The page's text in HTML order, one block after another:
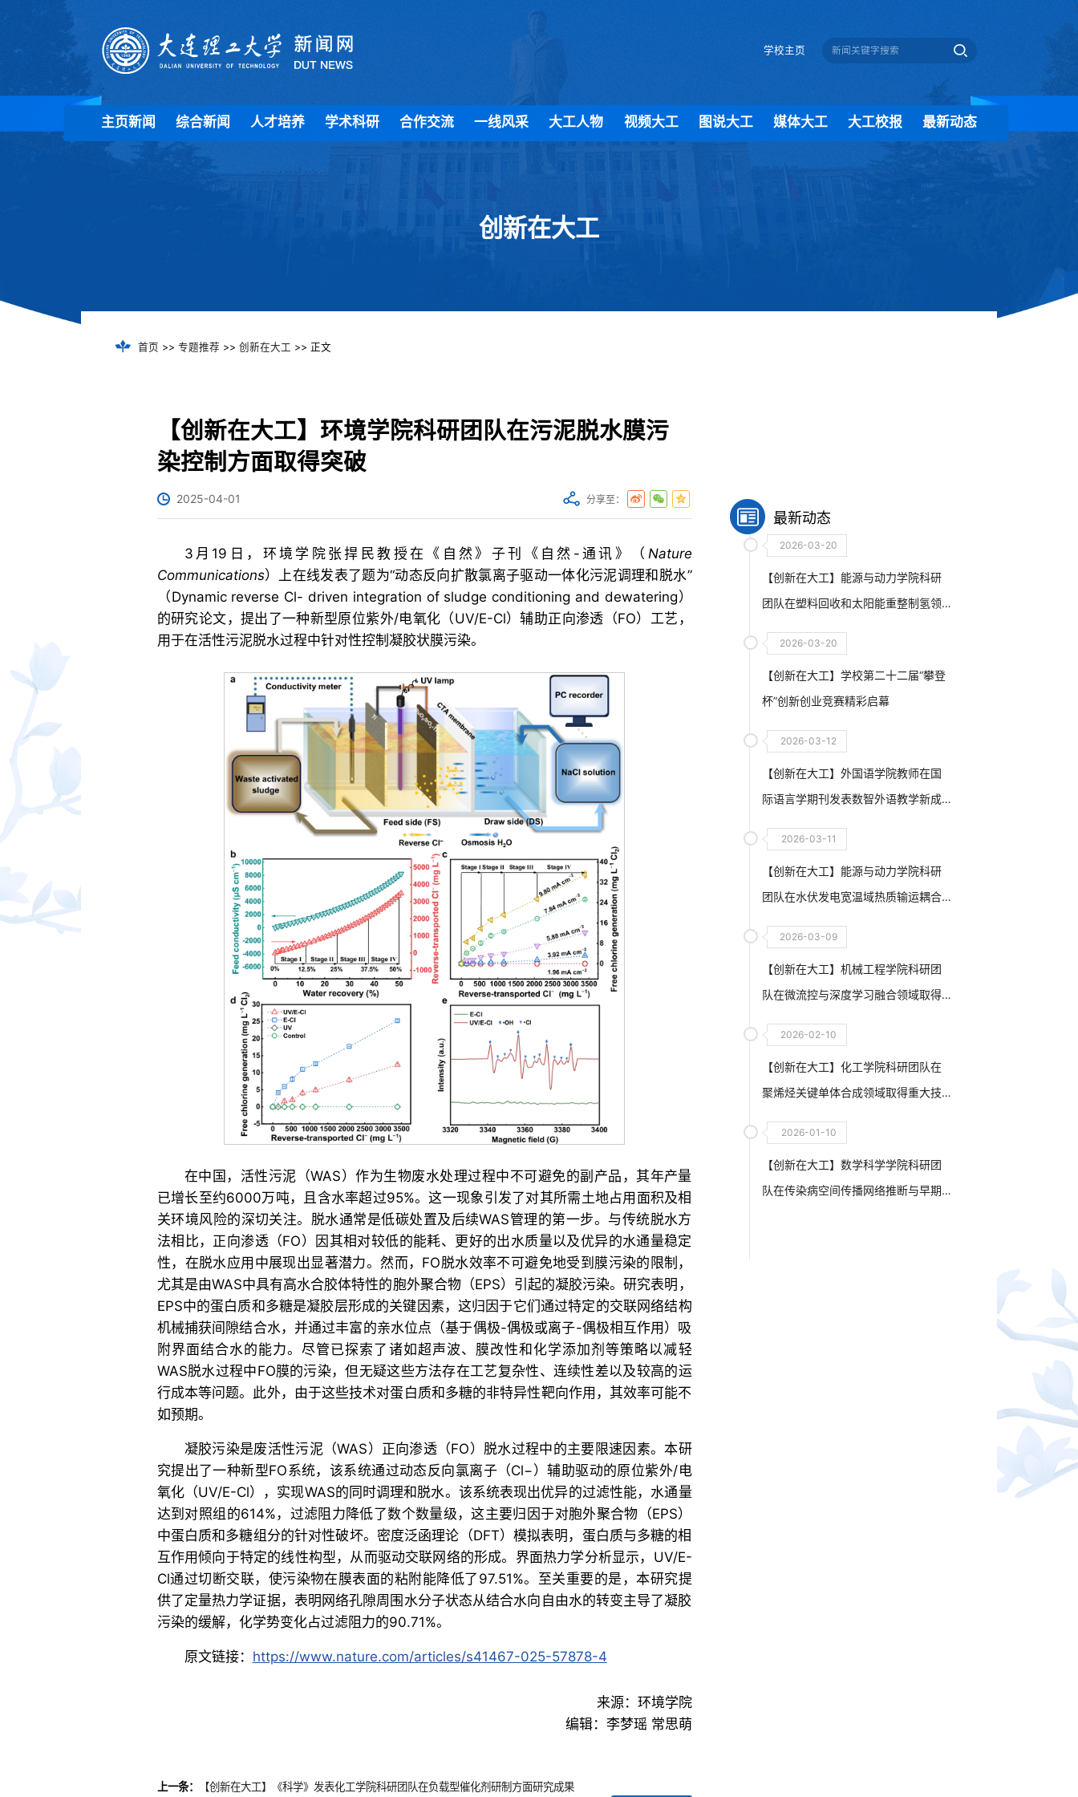
学校主页
主页新闻 综合新闻 人才培养 学术科研 合作交流 一线风采 大工人物 视频大工 图说大工 媒体大工 大工校报 最新动态
创新在大工
首页 >> 专题推荐 >> 创新在大工 >> 正文
【创新在大工】环境学院科研团队在污泥脱水膜污
染控制方面取得突破
2025-04-01 分享至：
3月19日，环境学院张捍民教授在《自然》子刊《自然-通讯》（ Nature
Communications）上在线发表了题为“动态反向扩散氯离子驱动一体化污泥调理和脱水”
（Dynamic reverse Cl- driven integration of sludge conditioning and dewatering）
的研究论文，提出了一种新型原位紫外/电氧化（UV/E-Cl）辅助正向渗透（FO）工艺，
用于在活性污泥脱水过程中针对性控制凝胶状膜污染。
在中国，活性污泥（WAS）作为生物废水处理过程中不可避免的副产品，其年产量
已增长至约6000万吨，且含水率超过95%。这一现象引发了对其所需土地占用面积及相
关环境风险的深切关注。脱水通常是低碳处置及后续WAS管理的第一步。与传统脱水方
法相比，正向渗透（FO）因其相对较低的能耗、更好的出水质量以及优异的水通量稳定
性，在脱水应用中展现出显著潜力。然而，FO脱水效率不可避免地受到膜污染的限制，
尤其是由WAS中具有高水合胶体特性的胞外聚合物（EPS）引起的凝胶污染。研究表明，
EPS中的蛋白质和多糖是凝胶层形成的关键因素，这归因于它们通过特定的交联网络结构
机械捕获间隙结合水，并通过丰富的亲水位点（基于偶极-偶极或离子-偶极相互作用）吸
附界面结合水的能力。尽管已探索了诸如超声波、膜改性和化学添加剂等策略以减轻
WAS脱水过程中FO膜的污染，但无疑这些方法存在工艺复杂性、连续性差以及较高的运
行成本等问题。此外，由于这些技术对蛋白质和多糖的非特异性靶向作用，其效率可能不
如预期。
凝胶污染是废活性污泥（WAS）正向渗透（FO）脱水过程中的主要限速因素。本研
究提出了一种新型FO系统，该系统通过动态反向氯离子（Cl−）辅助驱动的原位紫外/电
氧化（UV/E-Cl），实现WAS的同时调理和脱水。该系统表现出优异的过滤性能，水通量
达到对照组的614%，过滤阻力降低了数个数量级，这主要归因于对胞外聚合物（EPS）
中蛋白质和多糖组分的针对性破坏。密度泛函理论（DFT）模拟表明，蛋白质与多糖的相
互作用倾向于特定的线性构型，从而驱动交联网络的形成。界面热力学分析显示，UV/E-
Cl通过切断交联，使污染物在膜表面的粘附能降低了97.51%。至关重要的是，本研究提
供了定量热力学证据，表明网络孔隙周围水分子状态从结合水向自由水的转变主导了凝胶
污染的缓解，化学势变化占过滤阻力的90.71%。
原文链接： https://www.nature.com/articles/s41467-025-57878-4
来源：环境学院
编辑：李梦瑶 常思萌
上一条： 【创新在大工】《科学》发表化工学院科研团队在负载型催化剂研制方面研究成果
最新动态
2026-03-20
【创新在大工】能源与动力学院科研
团队在塑料回收和太阳能重整制氢领
2026-03-20
【创新在大工】学校第二十二届“攀登
杯”创新创业竞赛精彩启幕
2026-03-12
【创新在大工】外国语学院教师在国
际语言学期刊发表数智外语教学新成
2026-03-11
【创新在大工】能源与动力学院科研
团队在水伏发电宽温域热质输运耦合
进展
2026-03-09
【创新在大工】机械工程学院科研团
队在微流控与深度学习融合领域取得
2026-02-10
【创新在大工】化工学院科研团队在
聚烯烃关键单体合成领域取得重大技
2026-01-10
【创新在大工】数学科学学院科研团
队在传染病空间传播网络推断与早期